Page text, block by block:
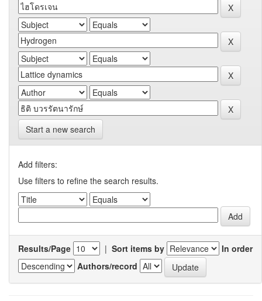
Start a new search
Add filters:
Use filters to refine the search results.
Results/Page | Sort items by
In order
Authors/record